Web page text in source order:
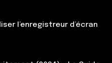
l’enregistreur d’écran